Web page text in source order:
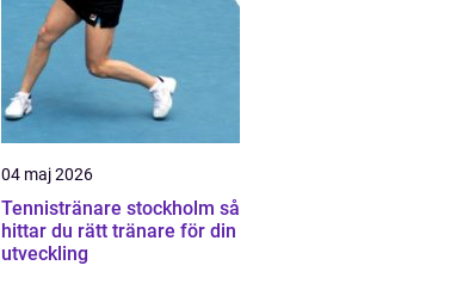
04 maj 2026
Tennistränare stockholm så
hittar du rätt tränare för din
utveckling